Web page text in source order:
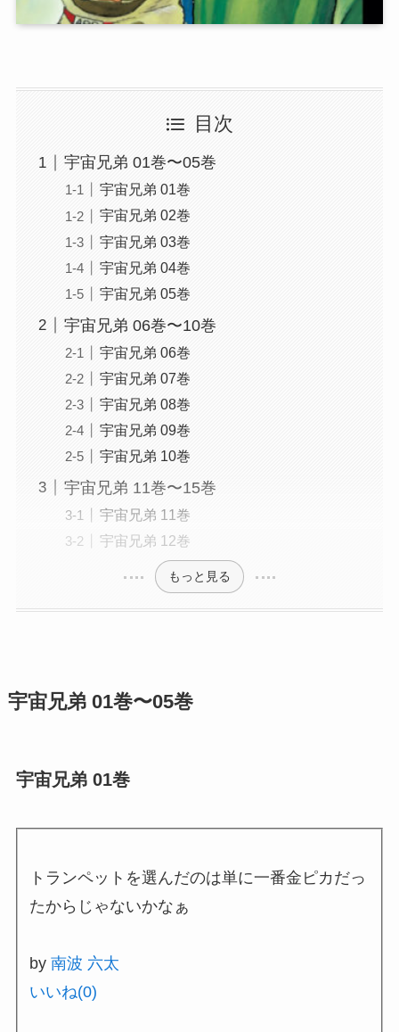
目次
宇宙兄弟 01巻〜05巻
宇宙兄弟 01巻
宇宙兄弟 02巻
宇宙兄弟 03巻
宇宙兄弟 04巻
宇宙兄弟 05巻
宇宙兄弟 06巻〜10巻
宇宙兄弟 06巻
宇宙兄弟 07巻
宇宙兄弟 08巻
宇宙兄弟 09巻
宇宙兄弟 10巻
宇宙兄弟 11巻〜15巻
宇宙兄弟 11巻
宇宙兄弟 12巻
もっと見る
宇宙兄弟 01巻〜05巻
宇宙兄弟 01巻
トランペットを選んだのは単に一番金ピカだっ
たからじゃないかなぁ
by南波 六太
いいね(0)